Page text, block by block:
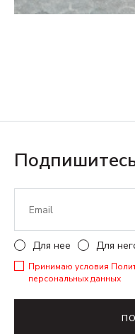
Для нее Для
Принимаю условия
персональных данных